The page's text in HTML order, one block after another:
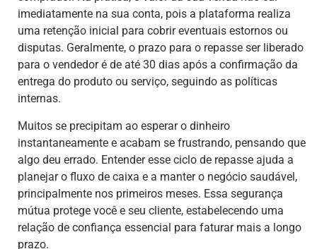
imediatamente na sua conta, pois a plataforma realiza
uma retenção inicial para cobrir eventuais estornos ou
disputas. Geralmente, o prazo para o repasse ser liberado
para o vendedor é de até 30 dias após a confirmação da
entrega do produto ou serviço, seguindo as políticas
internas.
Muitos se precipitam ao esperar o dinheiro
instantaneamente e acabam se frustrando, pensando que
algo deu errado. Entender esse ciclo de repasse ajuda a
planejar o fluxo de caixa e a manter o negócio saudável,
principalmente nos primeiros meses. Essa segurança
mútua protege você e seu cliente, estabelecendo uma
relação de confiança essencial para faturar mais a longo
prazo.